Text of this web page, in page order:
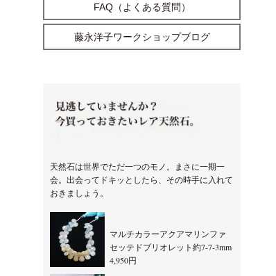
FAQ（よくある質問）
藤永洋子ワークショップブログ
天然石は世界でただ一つのモノ。まさに一期一
会。出会ってドキッとしたら、その時手に入れて
おきましょう。
マルチカラーアクアマリンファ
セッテドブリオレット約7-7-3mm
4,950円